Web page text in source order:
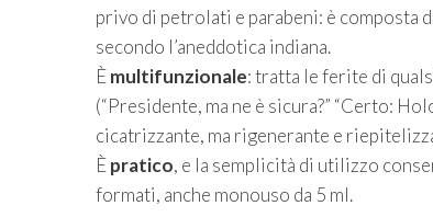
privo di petrolati e parabeni: è composta
secondo l’aneddotica indiana.
Èmultifunzionale: tratta le ferite di
(“Presidente, ma ne è sicura?” “Certo:
cicatrizzante, ma rigenerante e
Èpratico, e la semplicità di utilizzo
formati, anche monouso da 5 ml.